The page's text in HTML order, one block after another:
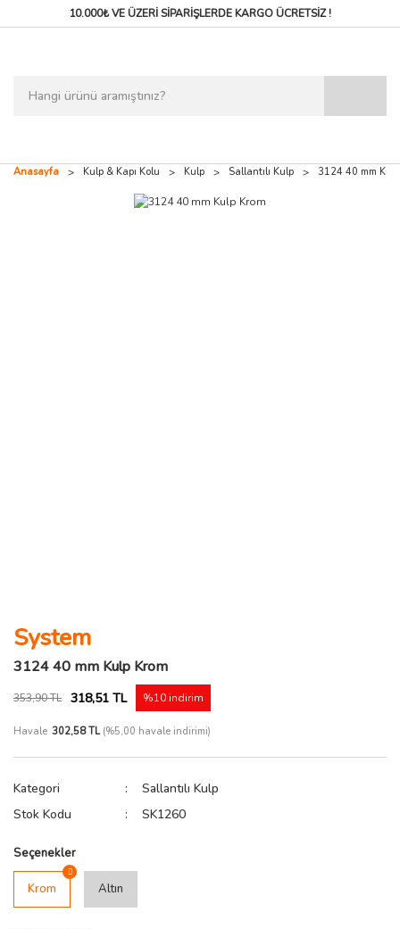
10.000₺ VE ÜZERİ SİPARİŞLERDEKARGO ÜCRETSİZ !
Anasayfa Kulp & Kapı Kolu Kulp Sallantılı Kulp 3124 40 mm
System
3124 40 mm Kulp Krom
353,90 TL 318,51 TL %10 indirim
Havale 302,58 TL(%5,00 havale indirimi)
Kategori
Sallantılı Kulp
Stok Kodu
SK1260
Seçenekler
Krom Altın